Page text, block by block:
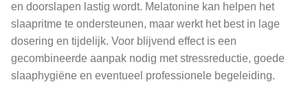
en doorslapen lastig wordt. Melatonine kan helpen het
slaapritme te ondersteunen, maar werkt het best in lage
dosering en tijdelijk. Voor blijvend effect is een
gecombineerde aanpak nodig met stressreductie, goede
slaaphygiëne en eventueel professionele begeleiding.